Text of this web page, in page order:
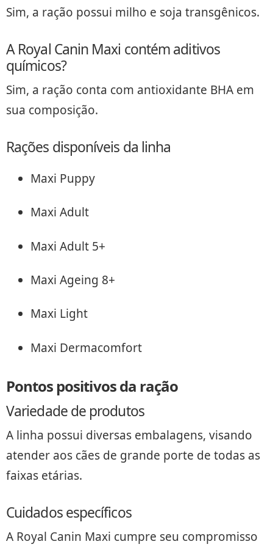
Sim, a ração possui milho e soja transgênicos.
A Royal Canin Maxi contém aditivos
químicos?
Sim, a ração conta com antioxidante BHA em
sua composição.
Rações disponíveis da linha
Maxi Puppy
Maxi Adult
Maxi Adult 5+
Maxi Ageing 8+
Maxi Light
Maxi Dermacomfort
Pontos positivos da ração
Variedade de produtos
A linha possui diversas embalagens, visando
atender aos cães de grande porte de todas as
faixas etárias.
Cuidados específicos
A Royal Canin Maxi cumpre seu compromisso